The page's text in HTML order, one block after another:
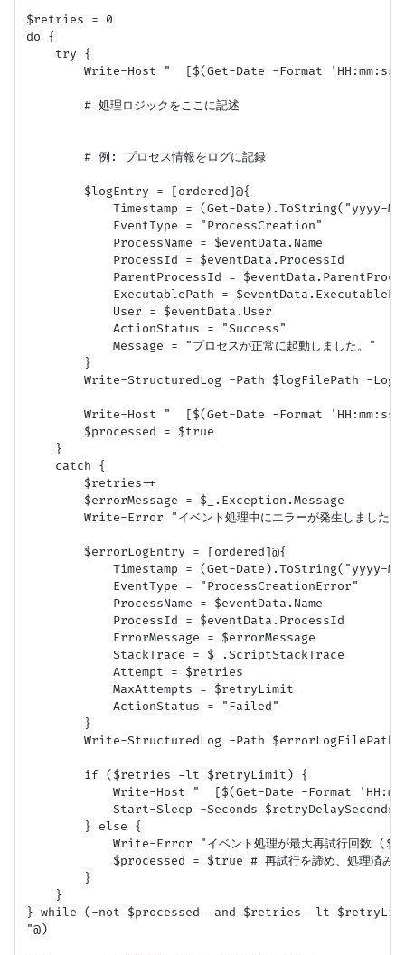
$retries = 0
do {
    try {
Write-Host "  [$(Get-Date -Format
        # 処理ロジックをここに記述
        # 例: プロセス情報をログに記録
        $logEntry = [ordered]@{
Timestamp = (Get-Date).ToString("yyyy-
            EventType = "ProcessCreation"
            ProcessName = $eventData.Name
            ProcessId = $eventData.ProcessId
ParentProcessId =
ExecutablePath =
            User = $eventData.User
            ActionStatus = "Success"
            Message = "プロセスが正常に起動しました。"
        }
Write-StructuredLog -Path $logFilePath -
Write-Host "  [$(Get-Date -Format
        $processed = $true
    }
    catch {
        $retries++
        $errorMessage = $_.Exception.Message
Write-Error "イベント処理中にエラーが発生しま
        $errorLogEntry = [ordered]@{
Timestamp = (Get-Date).ToString("yyyy-
            EventType = "ProcessCreationError"
            ProcessName = $eventData.Name
            ProcessId = $eventData.ProcessId
            ErrorMessage = $errorMessage
            StackTrace = $_.ScriptStackTrace
            Attempt = $retries
            MaxAttempts = $retryLimit
            ActionStatus = "Failed"
        }
Write-StructuredLog -Path $errorLogFilePath
        if ($retries -lt $retryLimit) {
Write-Host "  [$(Get-Date -Format
            Start-Sleep -Seconds $retryDelaySeconds
        } else {
Write-Error "イベント処理が最大再試行回数
$processed = $true # 再試行を諦め、処理済みと
        }
    }
} while (-not $processed -and $retries -lt
"@)